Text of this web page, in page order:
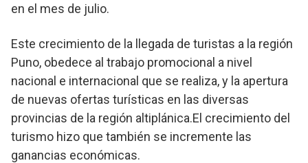
en el mes de julio.
Este crecimiento de la llegada de turistas a la región
Puno, obedece al trabajo promocional a nivel
nacional e internacional que se realiza, y la apertura
de nuevas ofertas turísticas en las diversas
provincias de la región altiplánica.El crecimiento del
turismo hizo que también se incremente las
ganancias económicas.